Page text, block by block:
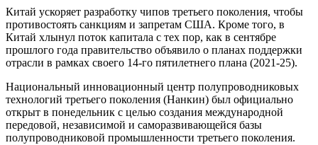
Китай ускоряет разработку чипов третьего поколения, чтобы
противостоять санкциям и запретам США. Кроме того, в
Китай хлынул поток капитала с тех пор, как в сентябре
прошлого года правительство объявило о планах поддержки
отрасли в рамках своего 14-го пятилетнего плана (2021-25).
Национальный инновационный центр полупроводниковых
технологий третьего поколения (Нанкин) был официально
открыт в понедельник с целью создания международной
передовой, независимой и саморазвивающейся базы
полупроводниковой промышленности третьего поколения.